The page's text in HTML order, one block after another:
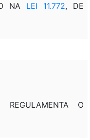
NA LEI 11.772, DE
O